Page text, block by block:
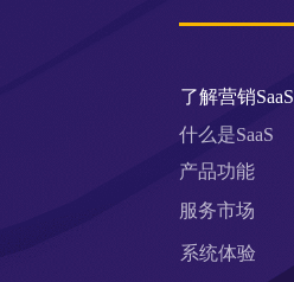
了解营销SaaS
什么是SaaS
产品功能
服务市场
系统体验